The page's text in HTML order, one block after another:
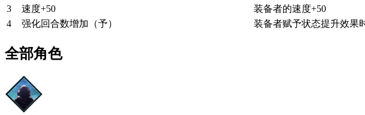
3
速度+50
装备者的速度+50
4
强化回合数增加（予） 装备者赋予状态提升效果
全部角色